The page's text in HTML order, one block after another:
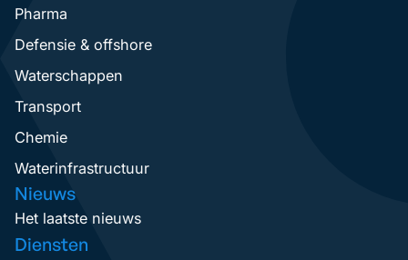
Pharma
Defensie & offshore
Waterschappen
Transport
Chemie
Waterinfrastructuur
Nieuws
Het laatste nieuws
Diensten